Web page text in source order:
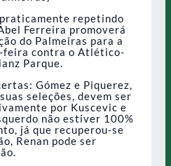
repetindo
Ferreira promoverá
do Palmeiras para a
contra o Atlético-
Parque.
Gómez e Piquerez,
seleções, devem ser
por Kuscevic e
não estiver 100%
já que recuperou-se
Renan pode ser